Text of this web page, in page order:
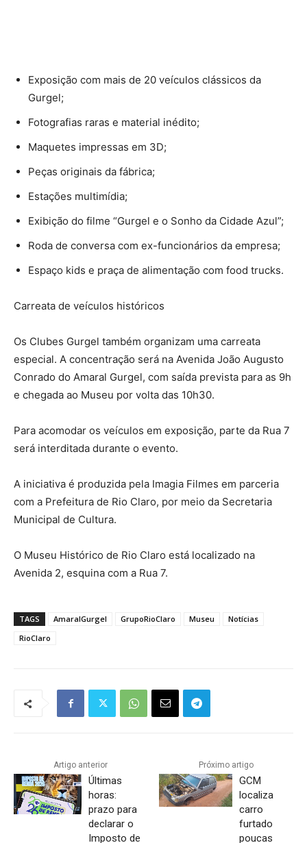
Exposição com mais de 20 veículos clássicos da
Gurgel;
Fotografias raras e material inédito;
Maquetes impressas em 3D;
Peças originais da fábrica;
Estações multimídia;
Exibição do filme “Gurgel e o Sonho da Cidade Azul”;
Roda de conversa com ex-funcionários da empresa;
Espaço kids e praça de alimentação com food trucks.
Carreata de veículos históricos
Os Clubes Gurgel também organizam uma carreata
especial. A concentração será na Avenida João Augusto
Conrado do Amaral Gurgel, com saída prevista para as 9h
e chegada ao Museu por volta das 10h30.
Para acomodar os veículos em exposição, parte da Rua 7
será interditada durante o evento.
A iniciativa é produzida pela Imagia Filmes em parceria
com a Prefeitura de Rio Claro, por meio da Secretaria
Municipal de Cultura.
O Museu Histórico de Rio Claro está localizado na
Avenida 2, esquina com a Rua 7.
TAGS AmaralGurgel GrupoRioClaro Museu
Notícias
RioClaro
Artigo anterior
Últimas
horas:
prazo para
declarar o
Imposto de
Próximo artigo
GCM
localiza
carro
furtado
poucas